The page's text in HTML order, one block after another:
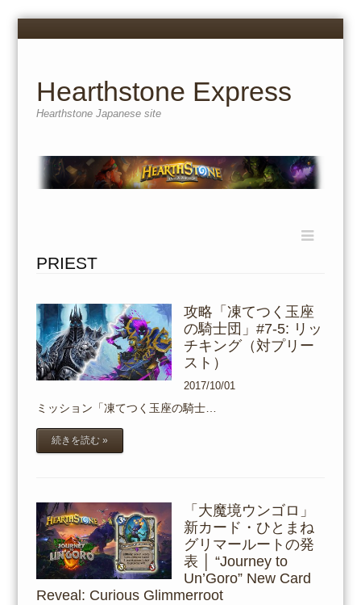
Menu
Hearthstone Express
Hearthstone Japanese site
content
PRIEST
攻略「凍てつく玉座
の騎士団」#7-5: リッ
チキング（対プリー
スト）
2017/10/01
ミッション「凍てつく玉座の騎士…
続きを読む »
「大魔境ウンゴロ」
新カード・ひとまね
グリマールートの発
表 │ “Journey to
Un’Goro” New Card
Reveal: Curious Glimmerroot